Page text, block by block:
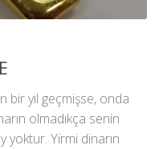
bir yıl geçmişse, onda
olmadıkça senin
yoktur. Yirmi dinarın